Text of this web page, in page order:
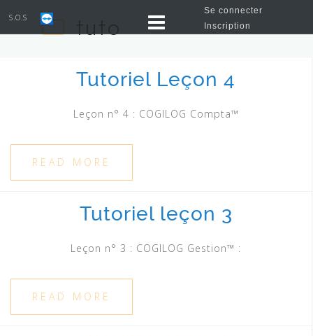
S.O.S
Se connecter
Inscription
tuto
Tutoriel Leçon 4
Leçon n° 4 : COGILOG Compta™
READ MORE
Tutoriel leçon 3
Leçon n° 3 : COGILOG Gestion™ :
READ MORE